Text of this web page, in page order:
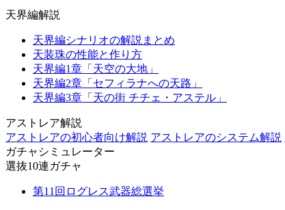
天界編解説
天界編シナリオの解説まとめ
天装珠の性能と作り方
天界編1章「天空の大地」
天界編2章「セフィラナへの天路」
天界編3章「天の街 チチェ・アステル」
アストレア解説
アストレアの初心者向け解説 アストレアのシステム解説
ガチャシミュレーター
選抜10連ガチャ
第11回ログレス武器総選挙